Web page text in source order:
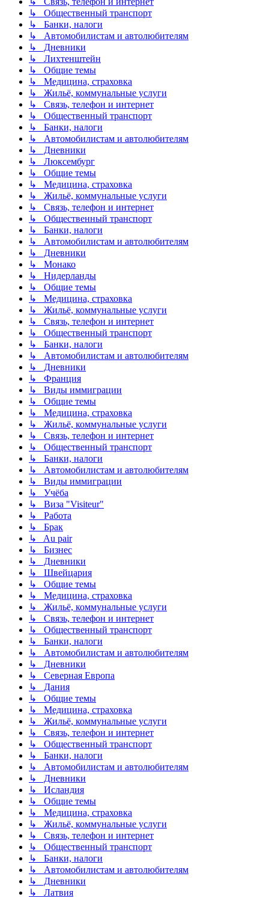
↳ Общественный транспорт
↳ Банки, налоги
↳ Автомобилистам и автолюбителям
↳ Дневники
↳ Лихтенштейн
↳ Общие темы
↳ Медицина, страховка
↳ Жильё, коммунальные услуги
↳ Связь, телефон и интернет
↳ Общественный транспорт
↳ Банки, налоги
↳ Автомобилистам и автолюбителям
↳ Дневники
↳ Люксембург
↳ Общие темы
↳ Медицина, страховка
↳ Жильё, коммунальные услуги
↳ Связь, телефон и интернет
↳ Общественный транспорт
↳ Банки, налоги
↳ Автомобилистам и автолюбителям
↳ Дневники
↳ Монако
↳ Нидерланды
↳ Общие темы
↳ Медицина, страховка
↳ Жильё, коммунальные услуги
↳ Связь, телефон и интернет
↳ Общественный транспорт
↳ Банки, налоги
↳ Автомобилистам и автолюбителям
↳ Дневники
↳ Франция
↳ Виды иммиграции
↳ Общие темы
↳ Медицина, страховка
↳ Жильё, коммунальные услуги
↳ Связь, телефон и интернет
↳ Общественный транспорт
↳ Банки, налоги
↳ Автомобилистам и автолюбителям
↳ Виды иммиграции
↳ Учёба
↳ Виза "Visiteur"
↳ Работа
↳ Брак
↳ Au pair
↳ Бизнес
↳ Дневники
↳ Швейцария
↳ Общие темы
↳ Медицина, страховка
↳ Жильё, коммунальные услуги
↳ Связь, телефон и интернет
↳ Общественный транспорт
↳ Банки, налоги
↳ Автомобилистам и автолюбителям
↳ Дневники
↳ Северная Европа
↳ Дания
↳ Общие темы
↳ Медицина, страховка
↳ Жильё, коммунальные услуги
↳ Связь, телефон и интернет
↳ Общественный транспорт
↳ Банки, налоги
↳ Автомобилистам и автолюбителям
↳ Дневники
↳ Исландия
↳ Общие темы
↳ Медицина, страховка
↳ Жильё, коммунальные услуги
↳ Связь, телефон и интернет
↳ Общественный транспорт
↳ Банки, налоги
↳ Автомобилистам и автолюбителям
↳ Дневники
↳ Латвия